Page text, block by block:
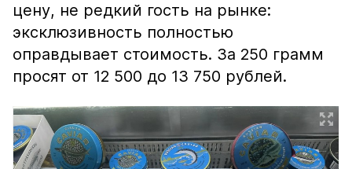
цену, не редкий гость на рынке:
эксклюзивность полностью
оправдывает стоимость. За 250 грамм
просят от 12 500 до 13 750 рублей.